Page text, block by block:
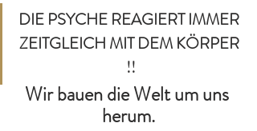
DIE PSYCHE REAGIERT IMMER
ZEITGLEICH MIT DEM KÖRPER
!!
Wir bauen die Welt um uns
herum.